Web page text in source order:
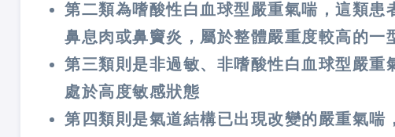
第二類為嗜酸性白血球型嚴重氣喘，這類
鼻息肉或鼻竇炎，屬於整體嚴重度較高的一
第三類則是非過敏、非嗜酸性白血球型嚴重
處於高度敏感狀態
第四類則是氣道結構已出現改變的嚴重氣